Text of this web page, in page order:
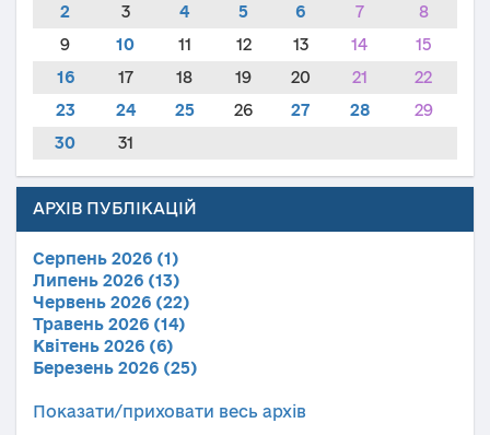
2
3 4 5 6 7
8
9
10 11 12 13 14
15
16
17 18 19 20 21
22
23
24 25 26 27 28
29
30
31
АРХІВ ПУБЛІКАЦІЙ
Серпень 2026 (1)
Липень 2026 (13)
Червень 2026 (22)
Травень 2026 (14)
Квітень 2026 (6)
Березень 2026 (25)
Показати/приховати весь архів